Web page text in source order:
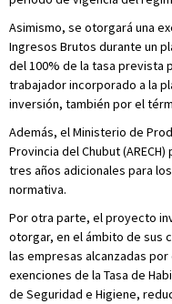
Asimismo, se otorgará una
Ingresos Brutos durante un
del 100% de la tasa prevista
trabajador incorporado a la
inversión, también por el
Además, el Ministerio de
Provincia del Chubut
tres años adicionales para
normativa.
Por otra parte, el proyecto
otorgar, en el ámbito de sus
las empresas alcanzadas
exenciones de la Tasa de
de Seguridad e Higiene,